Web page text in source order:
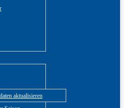
aktualisieren